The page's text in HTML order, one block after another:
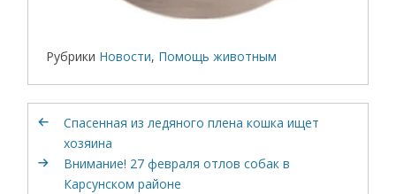
Рубрики Новости, Помощь животным
Спасенная из ледяного плена кошка ищет
хозяина
Внимание! 27 февраля отлов собак в
Карсунском районе